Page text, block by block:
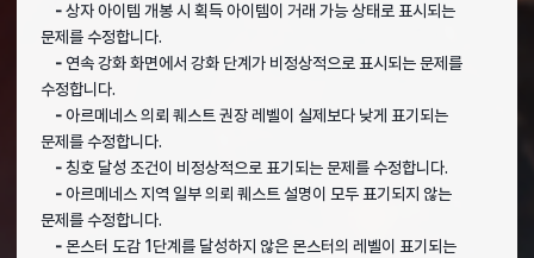
-상자 아이템 개봉 시 획득 아이템이 거래 가능 상태로 표시되는
문제를 수정합니다.
-연속 강화 화면에서 강화 단계가 비정상적으로 표시되는 문제를
수정합니다.
-아르메네스 의뢰 퀘스트 권장 레벨이 실제보다 낮게 표기되는
문제를 수정합니다.
-칭호 달성 조건이 비정상적으로 표기되는 문제를 수정합니다.
-아르메네스 지역 일부 의뢰 퀘스트 설명이 모두 표기되지 않는
문제를 수정합니다.
-몬스터 도감 1단계를 달성하지 않은 몬스터의 레벨이 표기되는